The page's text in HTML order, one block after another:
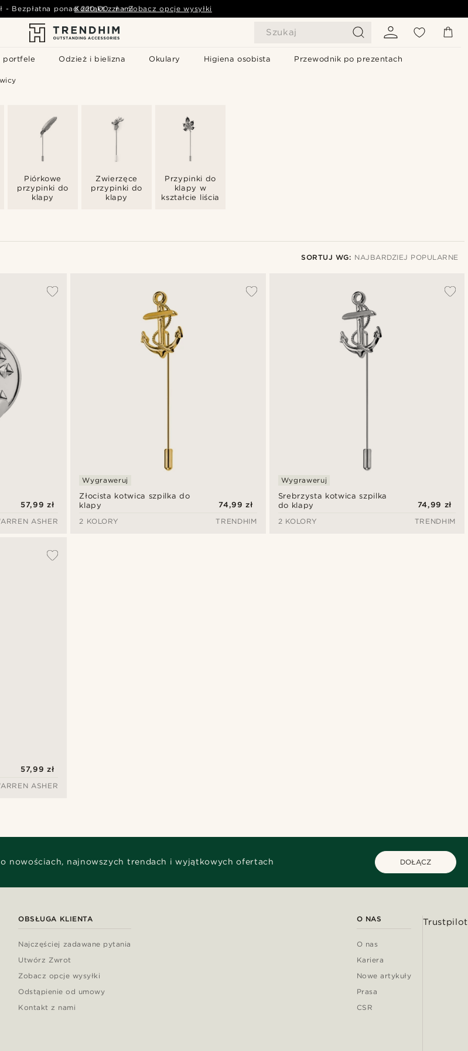
Szukaj
portfele Odzież i bielizna Okulary Higiena osobista Przewodnik po prezentach
- Bezpłatna ponad 220,00 zł - Zobacz opcje wysyłki
Kontakt z nami
Piórkowe
przypinki do
klapy
Zwierzęce
przypinki do
klapy
Przypinki do
klapy w
kształcie liścia
SORTUJ WG: NAJBARDZIEJ POPULARNE
Najniższa cena
Najwyższa cena
57,99 zł
ASHER
Złocista kotwica szpilka do
klapy
Wygraweruj
74,99 zł
2 KOLORY
TRENDHIM
Srebrzysta kotwica szpilka
do klapy
Wygraweruj
74,99 zł
2 KOLORY
TRENDHIM
57,99 zł
ASHER
nowościach, najnowszych trendach i wyjątkowych ofertach DOŁĄCZ
OBSŁUGA KLIENTA
Najczęściej zadawane pytania
Utwórz Zwrot
Zobacz opcje wysyłki
Odstąpienie od umowy
Kontakt z nami
O NAS
O nas
Kariera
Nowe artykuły
Prasa
CSR
Trustpilot